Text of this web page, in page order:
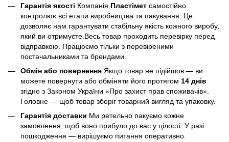
Гарантія якості Компанія Пластімет самостійно
контролює всі етапи виробництва та пакування. Це
дозволяє нам гарантувати стабільну якість кожного виробу,
який ви отримуєте.Весь товар проходить перевірку перед
відправкою. Працюємо тільки з перевіреними
постачальниками та брендами.
Обмін або повернення Якщо товар не підійшов — ви
можете повернути або обміняти його протягом 14 днів
згідно з Законом України «Про захист прав споживачів».
Головне — щоб товар зберіг товарний вигляд та упаковку.
Гарантія доставки Ми ретельно пакуємо кожне
замовлення, щоб воно прибуло до вас у цілості. У разі
пошкодження — вирішуємо питання оперативно.